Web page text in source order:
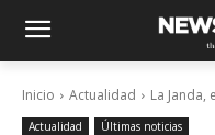
Inicio Actualidad La Janda,
Actualidad Últimas noticias